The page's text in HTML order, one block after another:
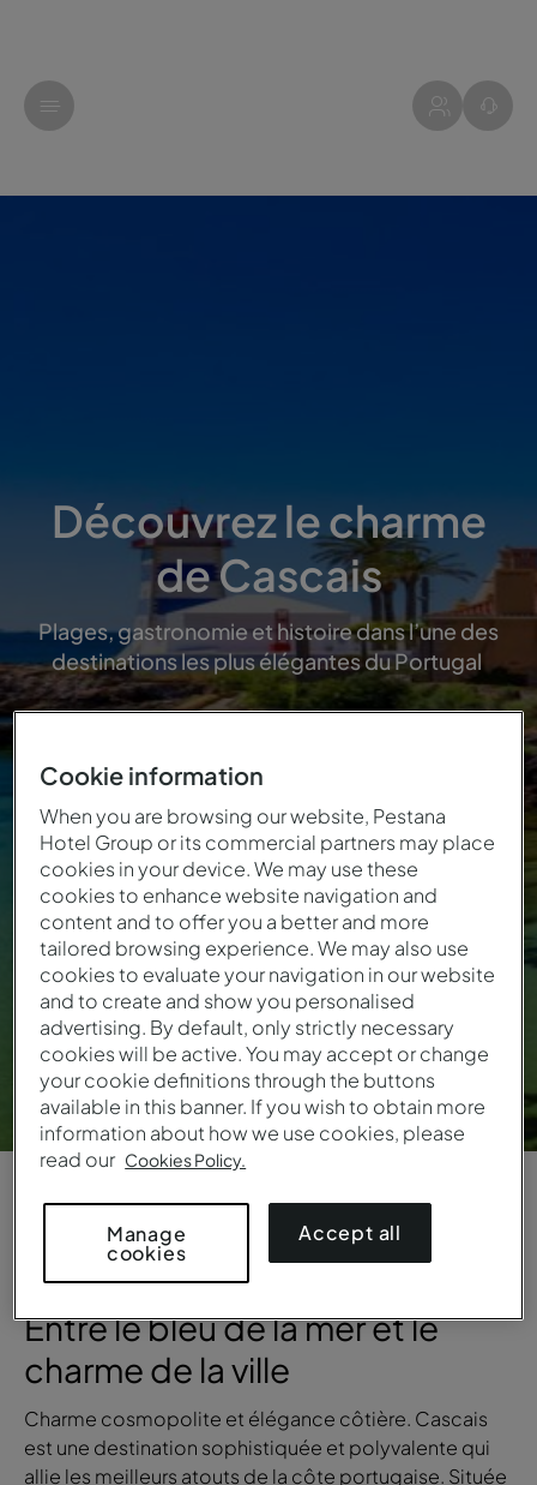
Découvrez le charme
de Cascais
Plages, gastronomie et histoire dans l’une des
destinations les plus élégantes du Portugal
Front de mer Historique Gastronomie Patrimoine
VUE GÉNÉRALE
Entre le bleu de la mer et le
charme de la ville
Charme cosmopolite et élégance côtière. Cascais
est une destination sophistiquée et polyvalente qui
allie les meilleurs atouts de la côte portugaise. Située
Cookie information
When you are browsing our website, Pestana
Hotel Group or its commercial partners may place
cookies in your device. We may use these
cookies to enhance website navigation and
content and to offer you a better and more
tailored browsing experience. We may also use
cookies to evaluate your navigation in our website
and to create and show you personalised
advertising. By default, only strictly necessary
cookies will be active. You may accept or change
your cookie definitions through the buttons
available in this banner. If you wish to obtain more
information about how we use cookies, please
read our Cookies Policy.
Manage
cookies
Accept all